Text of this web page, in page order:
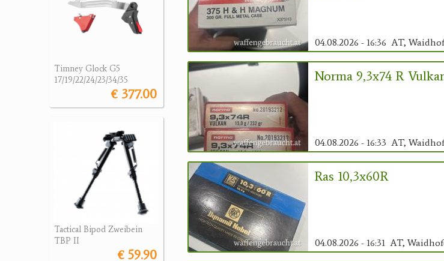
Timney Glock G5
17/19/22/24/23/34/35
€ 377.00
Tactical Bipod Zweibein
TBP II
€ 59.90
04.08.2026 - 16:36 AT,
Norma 9,3x74 R
04.08.2026 - 16:33 AT,
Ras 10,3x60R
04.08.2026 - 16:31 AT,